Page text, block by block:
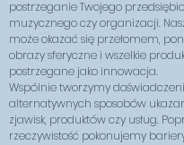
postrzeganie Twojego
muzycznego czy organizacji.
może okazać się przełomem,
obrazy sferyczne i wszelkie
postrzegane jako innowacja.
Wspólnie tworzymy
alternatywnych sposobów
zjawisk, produktów czy usług.
rzeczywistość pokonujemy